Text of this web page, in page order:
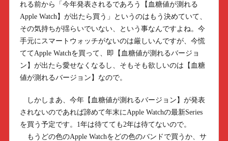
れる前から「今年発表されるであろう【血糖値が測れる
Apple Watch】が出たら買う」というのはもう決めていて、
その気持ちが揺らいでいない、という事なんですよね。今
手元にスマートウォッチがないのは厳しいんですが、今慌
ててApple Watchを買って、即【血糖値が測れるバージョ
ン】が出たら愛せなくなるし、そもそも欲しいのは【血糖
値が測れるバージョン】なので。
しかしまあ、今年【血糖値が測れるバージョン】が発表
されないのであれば諦めて年末にApple Watchの最新Series
を買う予定です。1年は待てても2年は待てないので。
もうどの色のApple Watchをどの色のバンドで買うか、サ